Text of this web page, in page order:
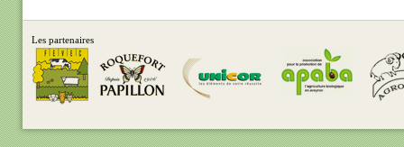
Les partenaires